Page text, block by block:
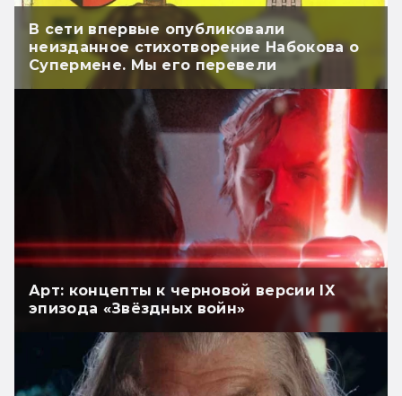
В сети впервые опубликовали
неизданное стихотворение Набокова о
Супермене. Мы его перевели
Арт: концепты к черновой версии IX
эпизода «Звёздных войн»